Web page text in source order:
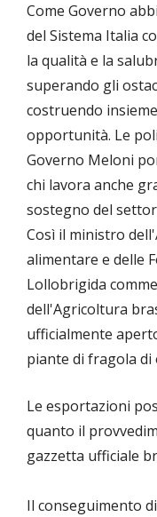
Come Governo
del Sistema Italia
la qualità e la
superando gli
costruendo
opportunità. Le
Governo Meloni
chi lavora anche
sostegno del
Così il ministro
alimentare e delle
Lollobrigida
dell'Agricoltura
ufficialmente
piante di fragola di
Le esportazioni
quanto il
gazzetta ufficiale
Il conseguimento